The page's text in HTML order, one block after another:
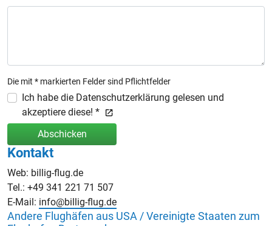
Die mit * markierten Felder sind Pflichtfelder
Ich habe die Datenschutzerklärung gelesen und
akzeptiere diese! *
Abschicken
Kontakt
Web: billig-flug.de
Tel.: +49 341 221 71 507
E-Mail: info@billig-flug.de
Andere Flughäfen aus USA / Vereinigte Staaten zum